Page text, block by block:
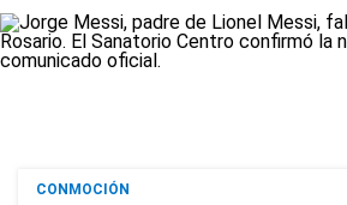
CONMOCIÓN